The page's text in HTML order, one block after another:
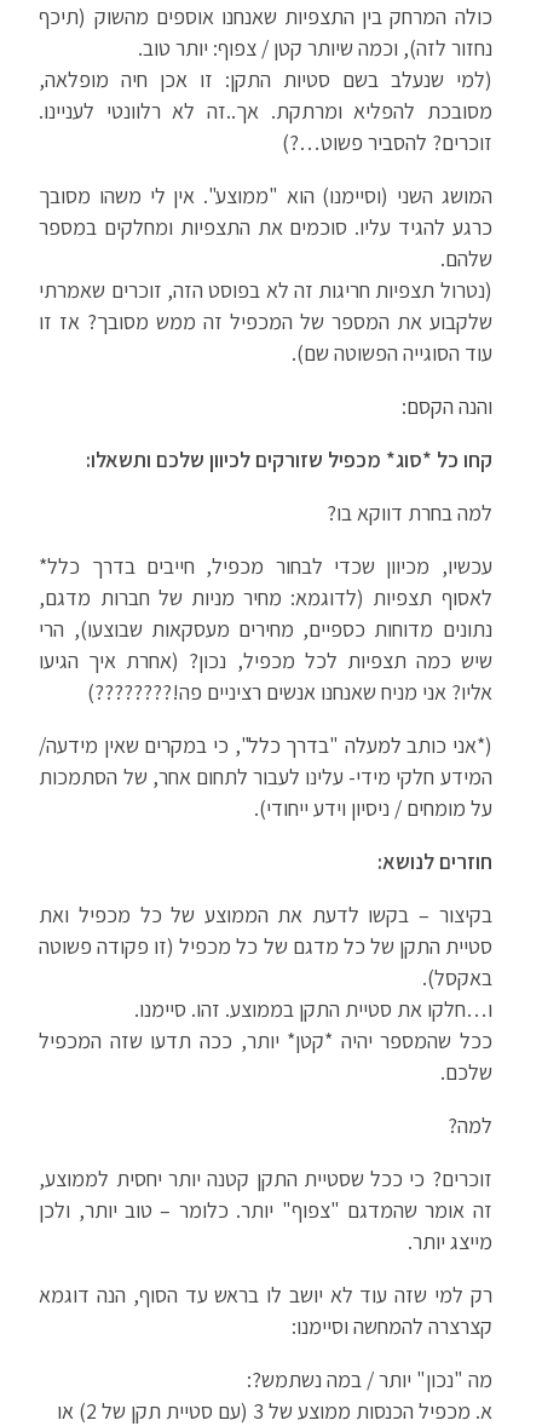
כולה המרחק בין התצפיות שאנחנו אוספים מהשוק (תיכף
נחזור לזה), וכמה שיותר קטן / צפוף: יותר טוב.
(למי שנעלב בשם סטיות התקן: זו אכן חיה מופלאה,
מסובכת להפליא ומרתקת. אך..זה לא רלוונטי לעניינו.
זוכרים? להסביר פשוט…?)
המושג השני (וסיימנו) הוא "ממוצע". אין לי משהו מסובך
כרגע להגיד עליו. סוכמים את התצפיות ומחלקים במספר
שלהם.
(נטרול תצפיות חריגות זה לא בפוסט הזה, זוכרים שאמרתי
שלקבוע את המספר של המכפיל זה ממש מסובך? אז זו
עוד הסוגייה הפשוטה שם).
והנה הקסם:
קחו כל *סוג* מכפיל שזורקים לכיוון שלכם ותשאלו:
למה בחרת דווקא בו?
עכשיו, מכיוון שכדי לבחור מכפיל, חייבים בדרך כלל*
לאסוף תצפיות (לדוגמא: מחיר מניות של חברות מדגם,
נתונים מדוחות כספיים, מחירים מעסקאות שבוצעו), הרי
שיש כמה תצפיות לכל מכפיל, נכון? (אחרת איך הגיעו
אליו? אני מניח שאנחנו אנשים רציניים פה!????????)
(*אני כותב למעלה "בדרך כלל", כי במקרים שאין מידעה/
המידע חלקי מידי- עלינו לעבור לתחום אחר, של הסתמכות
על מומחים / ניסיון וידע ייחודי).
חוזרים לנושא:
בקיצור – בקשו לדעת את הממוצע של כל מכפיל ואת
סטיית התקן של כל מדגם של כל מכפיל (זו פקודה פשוטה
באקסל).
ו…חלקו את סטיית התקן בממוצע. זהו. סיימנו.
ככל שהמספר יהיה *קטן* יותר, ככה תדעו שזה המכפיל
שלכם.
למה?
זוכרים? כי ככל שסטיית התקן קטנה יותר יחסית לממוצע,
זה אומר שהמדגם "צפוף" יותר. כלומר – טוב יותר, ולכן
מייצג יותר.
רק למי שזה עוד לא יושב לו בראש עד הסוף, הנה דוגמא
קצרצרה להמחשה וסיימנו:
מה "נכון" יותר / במה נשתמש?:
א. מכפיל הכנסות ממוצע של 3 (עם סטיית תקן של 2) או